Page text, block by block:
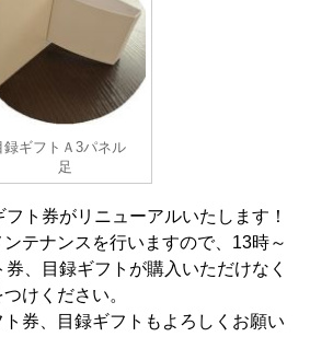
録ギフトＡ3パネル
足
ト券がリニューアルいたします！
テナンスを行いますので、13時～
、目録ギフトが購入いただけなく
けください。
券、目録ギフトもよろしくお願い